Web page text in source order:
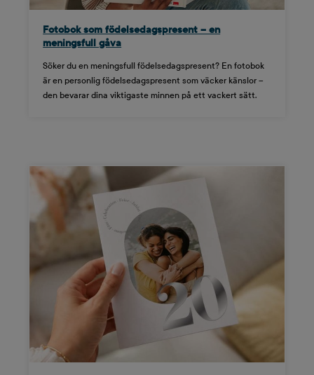
Fotobok som födelsedagspresent – en
meningsfull gåva
Söker du en meningsfull födelsedagspresent? En fotobok
är en personlig födelsedagspresent som väcker känslor –
den bevarar dina viktigaste minnen på ett vackert sätt.